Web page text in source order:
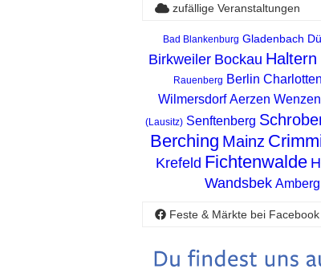
zufällige Veranstaltungen
Bad Blankenburg Gladenbach
Birkweiler Bockau
Rauenberg Berlin
Wilmersdorf Aerzen
(Lausitz) Senftenberg
Berching Mainz
Krefeld Fichtenwalde
Wandsbek Amberg
Feste & Märkte bei Facebook